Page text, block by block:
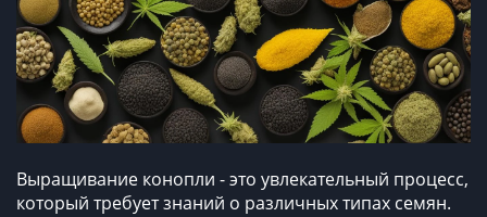
Выращивание конопли - это увлекательный процесс,
который требует знаний о различных типах семян.